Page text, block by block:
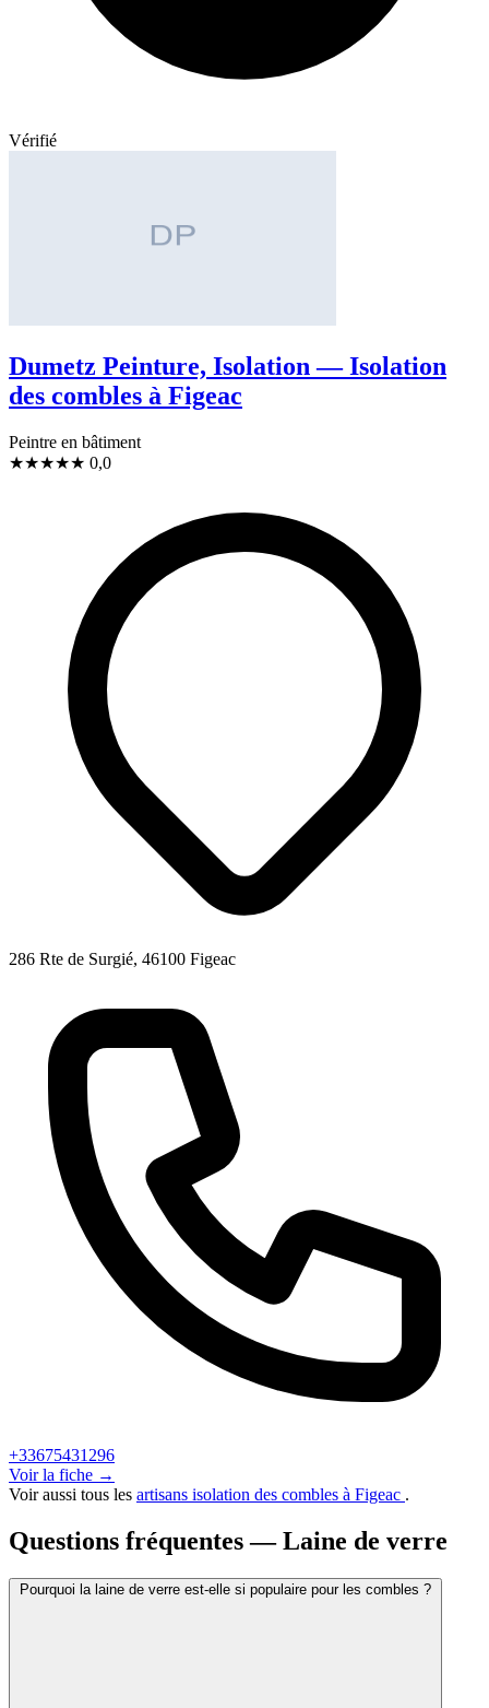
Vérifié
Dumetz Peinture, Isolation — Isolation
des combles à Figeac
Peintre en bâtiment
★★★★★ 0,0
286 Rte de Surgié, 46100 Figeac
+33675431296
Voir la fiche →
Voir aussi tous les artisans isolation des combles à Figeac .
Questions fréquentes — Laine de verre
Pourquoi la laine de verre est-elle si populaire pour les combles ?